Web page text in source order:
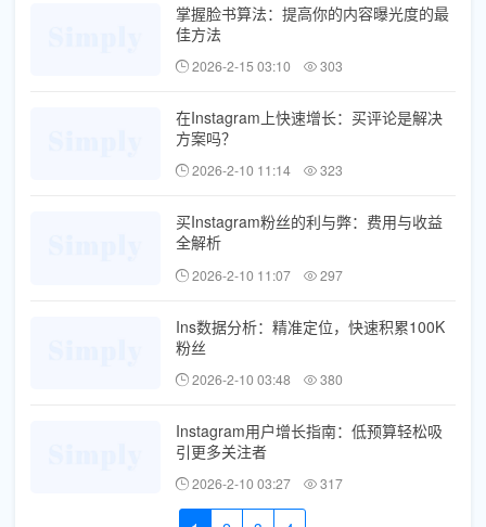
掌握脸书算法：提高你的内容曝光度的最
佳方法
2026-2-15 03:10 303
在Instagram上快速增长：买评论是解决
方案吗？
2026-2-10 11:14 323
买Instagram粉丝的利与弊：费用与收益
全解析
2026-2-10 11:07 297
Ins数据分析：精准定位，快速积累100K
粉丝
2026-2-10 03:48 380
Instagram用户增长指南：低预算轻松吸
引更多关注者
2026-2-10 03:27 317